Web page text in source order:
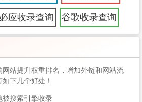
必应收录查询 谷歌收录查询
站提升权重排名，增加外链和网站流
下几个好处！
被搜索引擎收录